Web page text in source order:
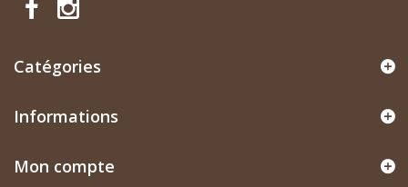
Catégories
Informations
Mon compte